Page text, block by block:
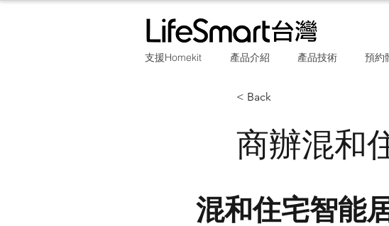
支援Homekit 產品介紹 產品技術 預約
< Back
商辦混和
混和住宅智能